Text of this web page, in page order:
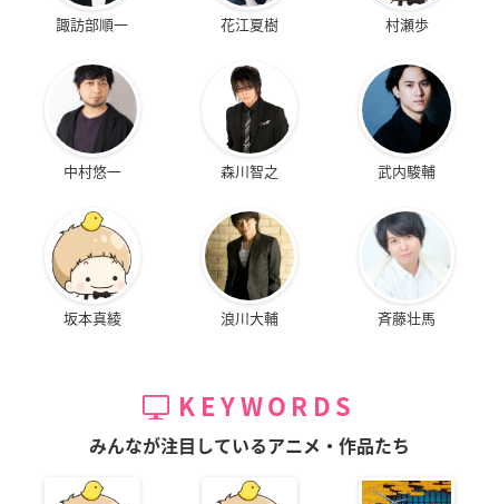
諏訪部順一 花江夏樹 村瀬歩
中村悠一 森川智之 武内駿輔
坂本真綾 浪川大輔 斉藤壮馬
KEYWORDS
みんなが注目しているアニメ・作品たち